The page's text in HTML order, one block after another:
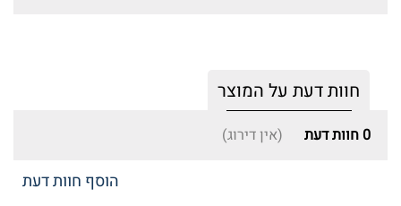
חוות דעת על המוצר
0 חוות דעת (אין דירוג)
הוסף חוות דעת